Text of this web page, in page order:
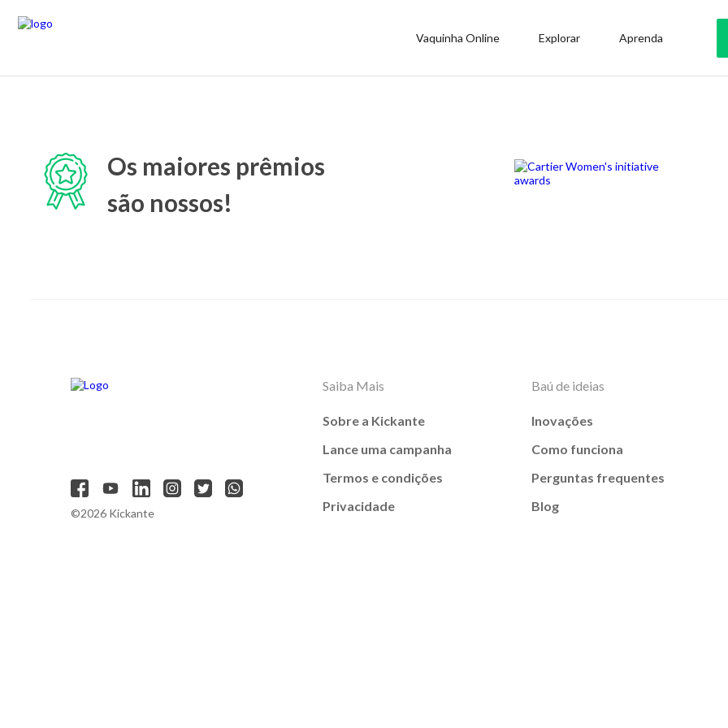
Vaquinha Online Explorar Aprenda
Os maiores prêmios
são nossos!
©2026 Kickante
Saiba Mais
Sobre a Kickante
Lance uma campanha
Termos e condições
Privacidade
Baú de ideias
Inovações
Como funciona
Perguntas frequentes
Blog